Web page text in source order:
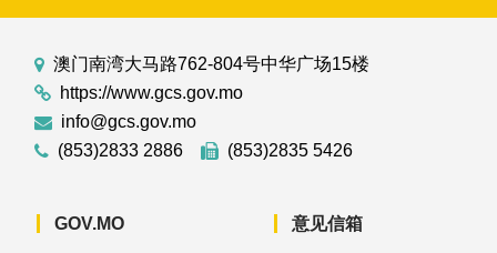
澳门南湾大马路762-804号中华广场15楼
https://www.gcs.gov.mo
info@gcs.gov.mo
(853)2833 2886
(853)2835 5426
GOV.MO 意见信箱